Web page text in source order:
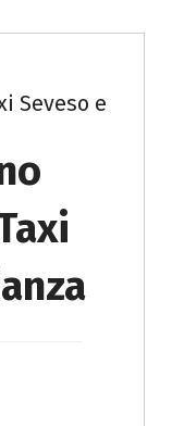
Seveso e